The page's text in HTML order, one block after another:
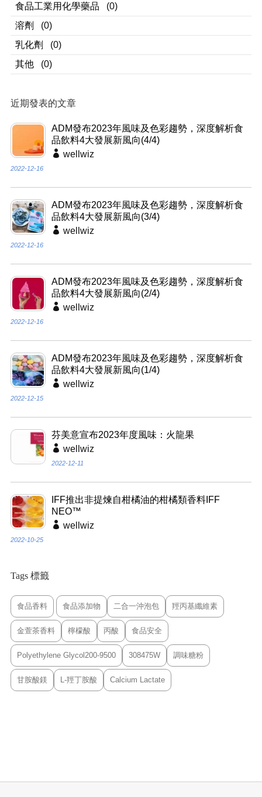
食品工業用化學藥品
(0)
溶劑
(0)
乳化劑
(0)
其他
(0)
近期發表的文章
ADM發布2023年風味及色彩趨勢，深度解析食
品飲料4大發展新風向(4/4)
wellwiz
2022-12-16
ADM發布2023年風味及色彩趨勢，深度解析食
品飲料4大發展新風向(3/4)
wellwiz
2022-12-16
ADM發布2023年風味及色彩趨勢，深度解析食
品飲料4大發展新風向(2/4)
wellwiz
2022-12-16
ADM發布2023年風味及色彩趨勢，深度解析食
品飲料4大發展新風向(1/4)
wellwiz
2022-12-15
芬美意宣布2023年度風味：火龍果
wellwiz
2022-12-11
IFF推出非提煉自柑橘油的柑橘類香料IFF
NEO™
wellwiz
2022-10-25
Tags 標籤
食品香料 食品添加物 二合一沖泡包 羥丙基纖維素
金萱茶香料 檸檬酸 丙酸 食品安全
Polyethylene Glycol200-9500 308475W 調味糖粉
甘胺酸鎂 L-羥丁胺酸 Calcium Lactate